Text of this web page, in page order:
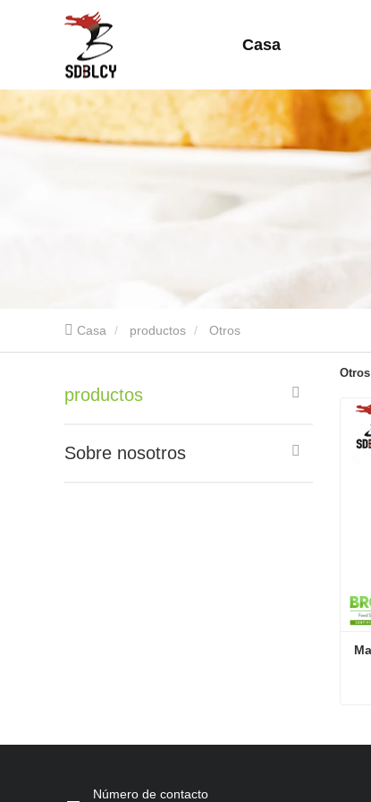
Casa
Casa productos Otros
productos
Sobre nosotros
Otros
Número de contacto